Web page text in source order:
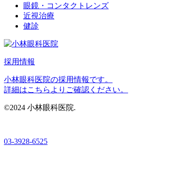
眼鏡・コンタクトレンズ
近視治療
健診
採用情報
小林眼科医院の採用情報です。
詳細はこちらよりご確認ください。
©2024 小林眼科医院.
03-3928-6525